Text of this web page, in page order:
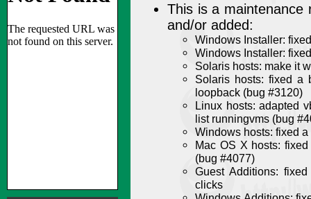
This is a maintenance
and/or added:
Windows Installer:
Windows Installer:
Solaris hosts: make it
Solaris hosts: fixed a
loopback (bug #3120)
Linux hosts: adapted
list runningvms (bug
Windows hosts: fixed
Mac OS X hosts:
(bug #4077)
Guest Additions:
clicks